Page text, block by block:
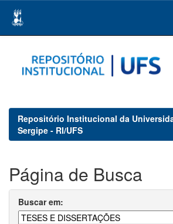
navigation
Repositório Institucional da
Sergipe - RI/UFS
Página de Busca
Buscar em: